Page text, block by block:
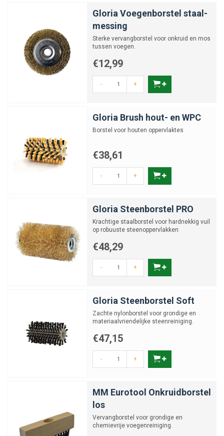
Gloria Voegenborstel staal-
messing
Sterke vervangborstel voor onkruid en mos
tussen voegen.
€12,99
- +
Gloria Brush hout- en WPC
Borstel voor houten oppervlaktes
€38,61
- +
Gloria Steenborstel PRO
Krachtige staalborstel voor hardnekkig vuil
op robuuste steenoppervlakken
€48,29
- +
Gloria Steenborstel Soft
Zachte nylonborstel voor grondige en
materiaalvriendelijke steenreiniging.
€47,15
- +
MM Eurotool Onkruidborstel
los
Vervangborstel voor grondige en
chemievrije voegenreiniging.